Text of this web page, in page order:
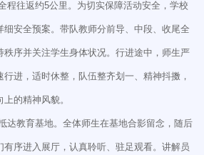
程往返约5公里。为切实保障活动安全，学校
安全预案。带队教师分前导、中段、收尾全
秩序并关注学生身体状况。行进途中，师生严
进，适时休整，队伍整齐划一、精神抖擞，
的精神风貌。
教育基地。全体师生在基地合影留念，随后
序进入展厅，认真聆听、驻足观看。讲解员